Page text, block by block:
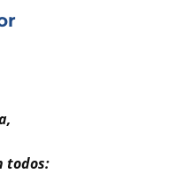
todos: